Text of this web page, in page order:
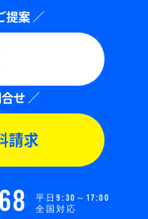
請求
平日9:30～17:00
全国対応